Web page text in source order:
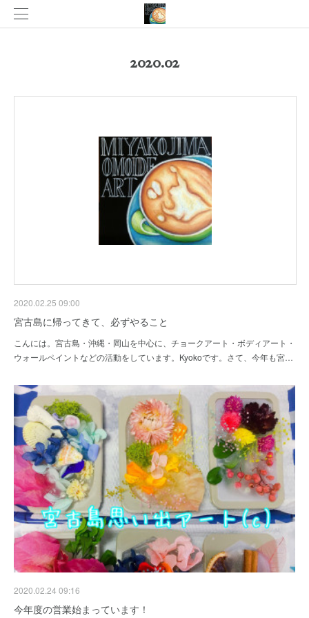
2020.02
2020.02.25 09:00
宮古島に帰ってきて、必ずやること
こんには。宮古島・沖縄・岡山を中心に、チョークアート・ボディアート・
ウォールペイントなどの活動をしています。Kyokoです。さて、今年も宮…
2020.02.24 09:16
今年度の営業始まっています！